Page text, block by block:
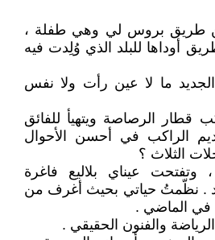
عن طريق بروس لي وهي طفلة ،
أوداها للبلد الذي وُلِدت فيه
ما لا عين رأت ولا نفس
قطار الرصاصة ويتهيأ للفائق
الراكب في أحسن الأحوال
الثلاث ؟
عيناي بلاليع فاغرة
. نظّمتُ حياتي بحيث أغرف من
في الماضي .
والفنون الحقيقي .